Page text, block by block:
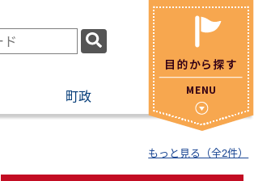
町政
もっと見る（全2件）